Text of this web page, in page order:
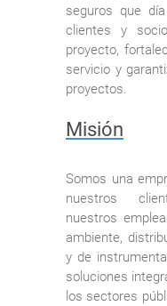
seguros que
clientes y
proyecto,
servicio y
proyectos.
Misión
Somos una
nuestros
nuestros
ambiente,
y de
soluciones
los sectores